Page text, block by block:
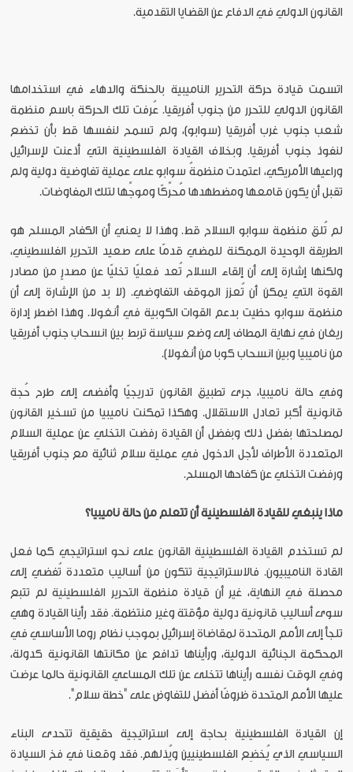
القانون الدولي في الدفاع عن القضايا التقدمية.
اتسمت قيادة حركة التحرير الناميبية بالحنكة والدهاء في استخدامها
القانون الدولي للتحرر من جنوب أفريقيا. عُرفت تلك الحركة باسم منظمة
شعب جنوب غرب أفريقيا (سوابو)، ولم تسمح لنفسها قط بأن تخضع
لنفوذ جنوب أفريقيا. وبخلاف القيادة الفلسطينية التي أذعنت لإسرائيل
وراعيها الأمريكي، اعتمدت منظمةُ سوابو على عملية تفاوضية دولية ولم
تقبل أن يكون قامعها ومضطهدها مُحرِّكًا وموجِّها لتلك المفاوضات.
لم تُلق منظمة سوابو السلاح قط. وهذا لا يعني أن الكفاح المسلح هو
الطريقة الوحيدة الممكنة للمضي قدمًا على صعيد التحرير الفلسطيني،
ولكنها إشارة إلى أن إلقاء السلاح تُعد فعليًا تخليًا عن مصدرٍ من مصادر
القوة التي يمكن أن تُعزز الموقف التفاوضي. (لا بد من الإشارة إلى أن
منظمة سوابو حظيت بدعم القوات الكوبية في أنغولا. وهذا اضطر إدارة
ريغان في نهاية المطاف إلى وضع سياسة تربط بين انسحاب جنوب أفريقيا
من ناميبيا وبين انسحاب كوبا من أنغولا).
وفي حالة ناميبيا، جرى تطبيق القانون تدريجيًا وأفضى إلى طرح حُجة
قانونية أكبر تعادل الاستقلال. وهكذا تمكنت ناميبيا من تسخير القانون
لمصلحتها بفضل ذلك وبفضل أن القيادة رفضت التخلي عن عملية السلام
المتعددة الأطراف لأجل الدخول في عملية سلام ثنائية مع جنوب أفريقيا
ورفضت التخلي عن كفاحها المسلح.
ماذا ينبغي للقيادة الفلسطينية أن تتعلم من حالة ناميبيا؟
لم تستخدم القيادة الفلسطينية القانون على نحو استراتيجي كما فعل
القادة الناميبيون. فالاستراتيجية تتكون من أساليب متعددة تُفضي إلى
محصلة في النهاية، غير أن قيادة منظمة التحرير الفلسطينية لم تتبع
سوى أساليب قانونية دولية مؤقتة وغير منتظمة. فقد رأينا القيادة وهي
تلجأ إلى الأمم المتحدة لمقاضاة إسرائيل بموجب نظام روما الأساسي في
المحكمة الجنائية الدولية، ورأيناها تدافع عن مكانتها القانونية كدولة،
وفي الوقت نفسه رأيناها تتخلى عن تلك المساعي القانونية حالما عرضت
عليها الأمم المتحدة ظروفًا أفضل للتفاوض على "خطة سلام".
إن القيادة الفلسطينية بحاجة إلى استراتيجية حقيقية تتحدى البناء
السياسي الذي يُخضِع الفلسطينيين ويُذلهم. فقد وقعنا في فخ السيادة